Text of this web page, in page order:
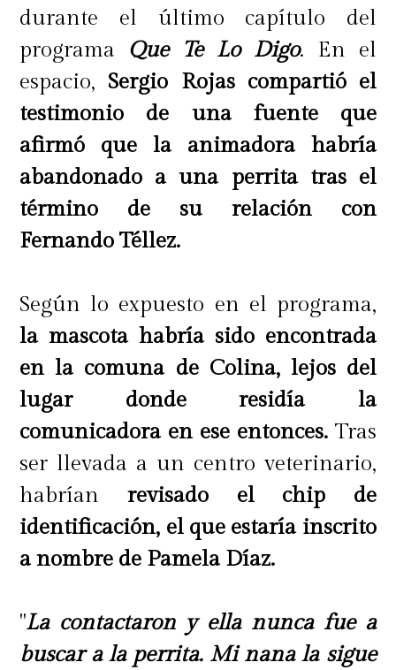
Quien destacó la elegancia de sus
peludos "colegas", fueBrownie, el
perrito presidencial,que desde
Punta Arenas, ciudad donde vive
con los Boric Font, resaltó el look de
sus amigos.
durante el último capítulo del
programa Que Te Lo Digo. En el
espacio, Sergio Rojas compartió el
testimonio de una fuente que
afirmó que la animadora habría
abandonado a una perrita tras el
término de su relación con
Fernando Téllez.
Según lo expuesto en el programa,
la mascota habría sido encontrada
en la comuna de Colina, lejos del
lugar donde residía la
comunicadora en ese entonces.Tras
ser llevada a un centro veterinario,
habrían revisado el chip de
identificación, el que estaría inscrito
a nombre de Pamela Díaz.
"La contactaron y ella nunca fue a
buscar a la perrita. Mi nana la sigue